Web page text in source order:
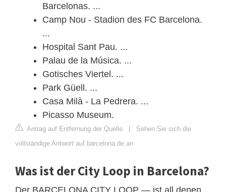
Barcelonas. ...
Camp Nou - Stadion des FC Barcelona.
...
Hospital Sant Pau. ...
Palau de la Música. ...
Gotisches Viertel. ...
Park Güell. ...
Casa Milà - La Pedrera. ...
Picasso Museum.
Antrag auf Entfernung der Quelle | Sehen Sie sich die
vollständige Antwort auf barcelona.de an
Was ist der City Loop in Barcelona?
Der BARCELONA CITY LOOP — ist all denen